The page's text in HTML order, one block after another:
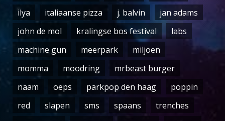
ilya
italiaanse pizza j. balvin
jan adams
john de mol
kralingse bos festival
labs
machine gun
meerpark
miljoen
momma
moodring
mrbeast burger
naam
oeps parkpop den haag
poppin
red
slapen sms spaans
trenches